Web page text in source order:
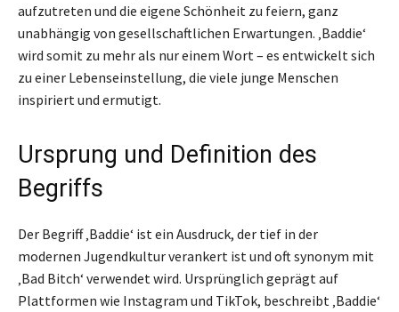
aufzutreten und die eigene Schönheit zu feiern, ganz
unabhängig von gesellschaftlichen Erwartungen. ‚Baddie‘
wird somit zu mehr als nur einem Wort – es entwickelt sich
zu einer Lebenseinstellung, die viele junge Menschen
inspiriert und ermutigt.
Ursprung und Definition des
Begriffs
Der Begriff ‚Baddie‘ ist ein Ausdruck, der tief in der
modernen Jugendkultur verankert ist und oft synonym mit
‚Bad Bitch‘ verwendet wird. Ursprünglich geprägt auf
Plattformen wie Instagram und TikTok, beschreibt ‚Baddie‘